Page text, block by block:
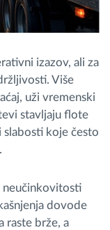
parka
izazov, ali za
Više
uži vremenski
stavljaju flote
koje često
neučinkovitosti
dovode
raste brže, a